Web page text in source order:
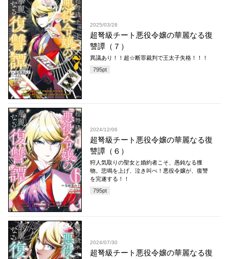
2025/03/28
超弩級チート悪役令嬢の華麗なる復
讐譚（７）
異議あり！！超☆断罪裁判で王太子失格！！！
795pt
2024/12/06
超弩級チート悪役令嬢の華麗なる復
讐譚（６）
狩人気取りの聖女と婚約者こそ、愚鈍なる獲
物。悲鳴を上げ、泣き叫べ！悪役令嬢が、復讐
を完遂する！！
795pt
2024/07/30
超弩級チート悪役令嬢の華麗なる復